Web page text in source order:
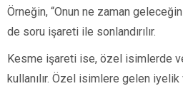
Örneğin, “Onun ne zaman
de soru işareti ile sonlandırılır.
Kesme işareti ise, özel isimlerde
kullanılır. Özel isimlere gelen